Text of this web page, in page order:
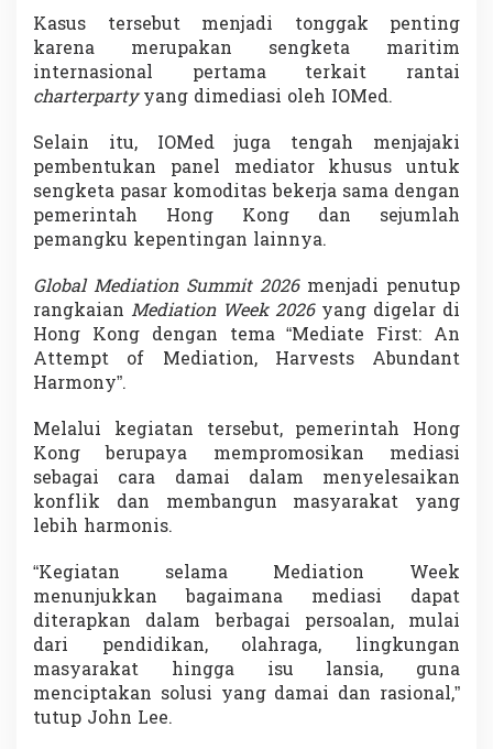
Kasus tersebut menjadi tonggak penting
karena merupakan sengketa maritim
internasional pertama terkait rantai
charterpartyyang dimediasi oleh IOMed.
Selain itu, IOMed juga tengah menjajaki
pembentukan panel mediator khusus untuk
sengketa pasar komoditas bekerja sama dengan
pemerintah Hong Kong dan sejumlah
pemangku kepentingan lainnya.
Global Mediation Summit 2026menjadi penutup
rangkaian Mediation Week 2026yang digelar di
Hong Kong dengan tema “Mediate First: An
Attempt of Mediation, Harvests Abundant
Harmony”.
Melalui kegiatan tersebut, pemerintah Hong
Kong berupaya mempromosikan mediasi
sebagai cara damai dalam menyelesaikan
konflik dan membangun masyarakat yang
lebih harmonis.
“Kegiatan selama Mediation Week
menunjukkan bagaimana mediasi dapat
diterapkan dalam berbagai persoalan, mulai
dari pendidikan, olahraga, lingkungan
masyarakat hingga isu lansia, guna
menciptakan solusi yang damai dan rasional,”
tutup John Lee.